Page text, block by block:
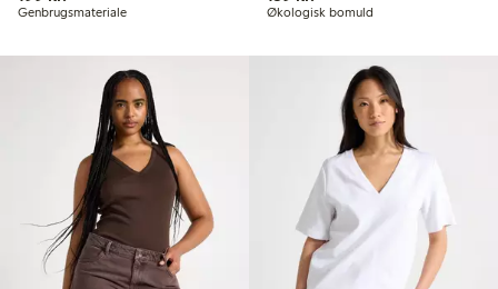
Genbrugsmateriale Økologisk bomuld